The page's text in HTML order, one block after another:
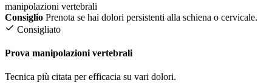
manipolazioni vertebrali
Consiglio Prenota se hai dolori persistenti alla schiena o cervicale.
Consigliato
Prova manipolazioni vertebrali
Tecnica più citata per efficacia su vari dolori.